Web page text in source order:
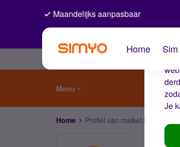
Je
Maandelijks aanpasbaar
Home
Menu
Home Profiel van maikel.twinnie